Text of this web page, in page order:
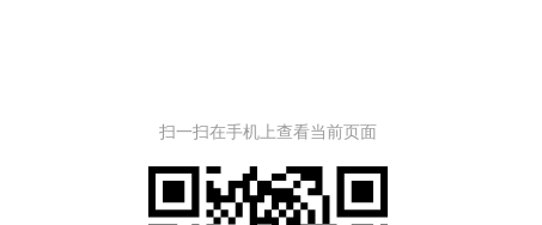
扫一扫在手机上查看当前页面